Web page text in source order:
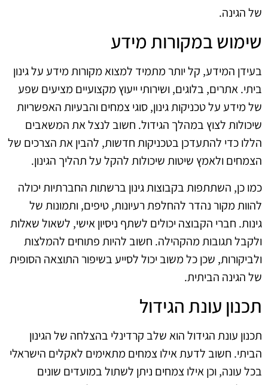
של הגינה.
שימוש במקורות מידע
בעידן המידע, קל יותר מתמיד למצוא מקורות מידע על גינון
ביתי. אתרים, בלוגים, ושירותי ייעוץ מקצועיים מציעים שפע
של מידע על טכניקות גינון, סוגי צמחים והבעיות האפשריות
שיכולות לצוץ במהלך הגידול. חשוב לנצל את המשאבים
הללו כדי להתעדכן בטכניקות חדשות, להבין את הצרכים של
הצמחים ולאמץ שיטות שיכולות להקל על תהליך הגינון.
כמו כן, השתתפות בקבוצות גינון ברשתות החברתיות יכולה
להוות מקור נהדר להחלפת רעיונות, טיפים, ותמונות של
גינות. חברי הקבוצה יכולים לשתף ניסיון אישי, לשאול שאלות
ולקבל תגובות מהקהילה. חשוב להיות פתוחים להמלצות
ולביקורות, שכן כל משוב יכול לסייע בשיפור התוצאה הסופית
של הגינה הביתית.
תכנון עונת הגידול
תכנון עונת הגידול הוא שלב קרדינלי בהצלחה של הגינון
הביתי. חשוב לדעת אילו צמחים מתאימים לאקלים הישראלי
בכל עונה, וכן אילו צמחים ניתן לשתול במועדים שונים